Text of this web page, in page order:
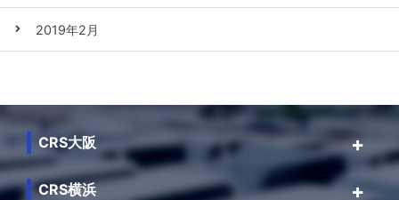
2019年2月
CRS大阪
CRS横浜